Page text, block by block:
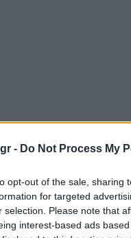
- Do Not Process My
opt-out of the sale, sharing
for targeted
selection. Please note that
interest-based ads